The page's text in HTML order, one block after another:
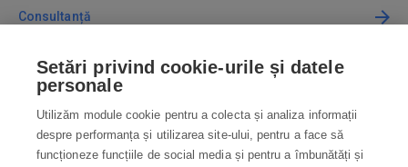
Consultanță
Cum cumpăr
Contact
Setări privind cookie-urile și datele
personale
Utilizăm module cookie pentru a colecta și analiza informații
despre performanța și utilizarea site-ului, pentru a face să
funcționeze funcțiile de social media și pentru a îmbunătăți și